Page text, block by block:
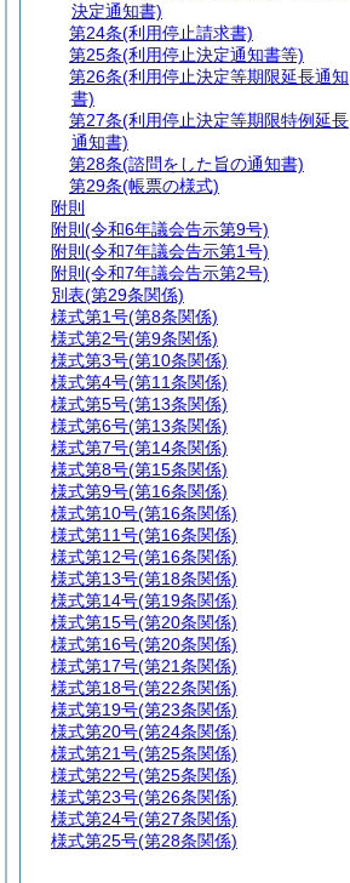
決定通知書)
第24条(利用停止請求書)
第25条(利用停止決定通知書等)
第26条(利用停止決定等期限延長通知
書)
第27条(利用停止決定等期限特例延長
通知書)
第28条(諮問をした旨の通知書)
第29条(帳票の様式)
附則
附則 (令和6年議会告示第9号)
附則 (令和7年議会告示第1号)
附則 (令和7年議会告示第2号)
別表(第29条関係)
様式第1号(第8条関係)
様式第2号(第9条関係)
様式第3号(第10条関係)
様式第4号(第11条関係)
様式第5号(第13条関係)
様式第6号(第13条関係)
様式第7号(第14条関係)
様式第8号(第15条関係)
様式第9号(第16条関係)
様式第10号(第16条関係)
様式第11号(第16条関係)
様式第12号(第16条関係)
様式第13号(第18条関係)
様式第14号(第19条関係)
様式第15号(第20条関係)
様式第16号(第20条関係)
様式第17号(第21条関係)
様式第18号(第22条関係)
様式第19号(第23条関係)
様式第20号(第24条関係)
様式第21号(第25条関係)
様式第22号(第25条関係)
様式第23号(第26条関係)
様式第24号(第27条関係)
様式第25号(第28条関係)